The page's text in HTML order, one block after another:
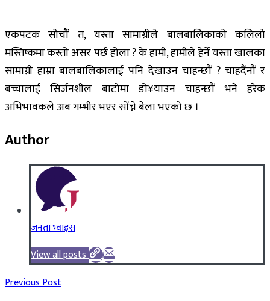
एकपटक सोचौं त, यस्ता सामाग्रीले बालबालिकाको कलिलो
मस्तिष्कमा कस्तो असर पर्छ होला ? के हामी, हामीले हेर्ने यस्ता खालका
सामाग्री हाम्रा बालबालिकालाई पनि देखाउन चाहन्छौं ? चाहदैंनौं र
बच्चालाई सिर्जनशील बाटोमा डो¥याउन चाहन्छौं भने हरेक
अभिभावकले अब गम्भीर भएर सोंच्ने बेला भएको छ ।
Author
जनता भ्वाइस
View all posts
Previous Post